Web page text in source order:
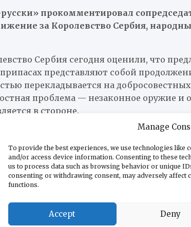
Manage
To provide the best experiences, we use technologies like
and/or access device information. Consenting to these
us to process data such as browsing behavior or unique
consenting or withdrawing consent, may adversely affect
functions.
Accept Deny
прокомментировал
за Королевство Сербия,
Сербия сегодня оценили, что
представляют собой
перекладывается на
проблема — незаконное оружие и
в стороне.
депутат коалиции НАДА
года был введён мораторий на выдачу
легально находящегося в
видимых результатов в снижении
оружия.
случаев совершаются с
владеют граждане, прошедшие
разрешения, оплачивающие сборы